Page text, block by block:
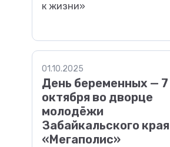
вопросам защиты
к жизни»
01.10.2025
День беременных — 7
октября во дворце
молодёжи
Забайкальского края
«Мегаполис»